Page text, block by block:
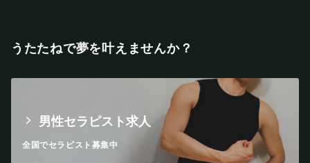
うたたねで夢を叶えませんか？
男性セラピスト求人
全国でセラピスト募集中